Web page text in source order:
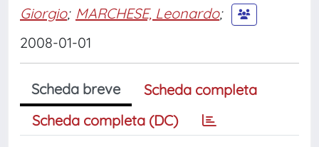
Giorgio; MARCHESE, Leonardo;
2008-01-01
Scheda breve
Scheda completa
Scheda completa (DC)